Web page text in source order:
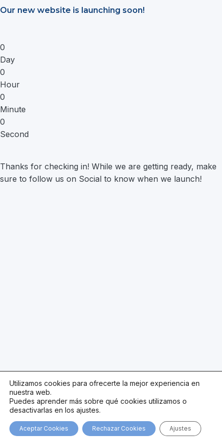
Saltar
Our new website is launching soon!
0
Day
0
Hour
0
Minute
0
Second
Thanks for checking in! While we are getting ready, make
sure to follow us on Social to know when we launch!
Utilizamos cookies para ofrecerte la mejor experiencia en
nuestra web.
Puedes aprender más sobre qué cookies utilizamos o
desactivarlas en los ajustes.
Aceptar Cookies Rechazar Cookies Ajustes